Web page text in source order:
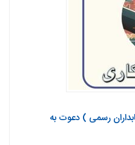
رسمی ) دعوت به